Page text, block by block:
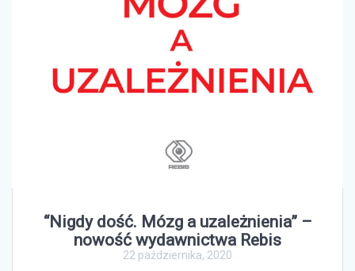
“Nigdy dość. Mózg a uzależnienia” –
nowość wydawnictwa Rebis
22 października, 2020